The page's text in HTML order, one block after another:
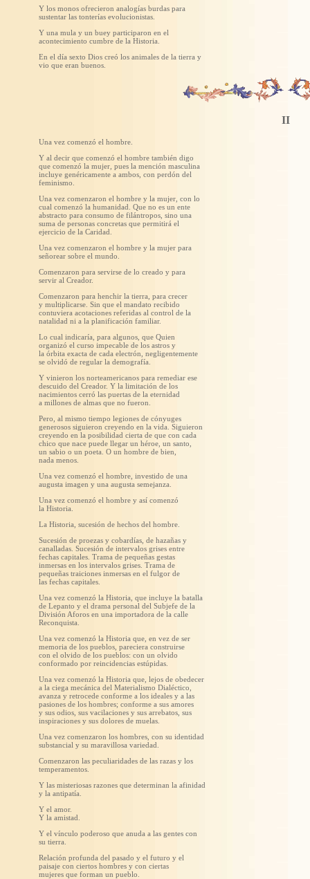
Y los monos ofrecieron analogías burdas para
sustentar las tonterías evolucionistas.
Y una mula y un buey participaron en el
acontecimiento cumbre de la Historia.
En el día sexto Dios creó los animales de la tierra y
vio que eran buenos.
II
Una vez comenzó el hombre.
Y al decir que comenzó el hombre también digo
que comenzó la mujer, pues la mención masculina
incluye genéricamente a ambos, con perdón del
feminismo.
Una vez comenzaron el hombre y la mujer, con lo
cual comenzó la humanidad. Que no es un ente
abstracto para consumo de filántropos, sino una
suma de personas concretas que permitirá el
ejercicio de la Caridad.
Una vez comenzaron el hombre y la mujer para
señorear sobre el mundo.
Comenzaron para servirse de lo creado y para
servir al Creador.
Comenzaron para henchir la tierra, para crecer
y multiplicarse. Sin que el mandato recibido
contuviera acotaciones referidas al control de la
natalidad ni a la planificación familiar.
Lo cual indicaría, para algunos, que Quien
organizó el curso impecable de los astros y
la órbita exacta de cada electrón, negligentemente
se olvidó de regular la demografía.
Y vinieron los norteamericanos para remediar ese
descuido del Creador. Y la limitación de los
nacimientos cerró las puertas de la eternidad
a millones de almas que no fueron.
Pero, al mismo tiempo legiones de cónyuges
generosos siguieron creyendo en la vida. Siguieron
creyendo en la posibilidad cierta de que con cada
chico que nace puede llegar un héroe, un santo,
un sabio o un poeta. O un hombre de bien,
nada menos.
Una vez comenzó el hombre, investido de una
augusta imagen y una augusta semejanza.
Una vez comenzó el hombre y así comenzó
la Historia.
La Historia, sucesión de hechos del hombre.
Sucesión de proezas y cobardías, de hazañas y
canalladas. Sucesión de intervalos grises entre
fechas capitales. Trama de pequeñas gestas
inmersas en los intervalos grises. Trama de
pequeñas traiciones inmersas en el fulgor de
las fechas capitales.
Una vez comenzó la Historia, que incluye la batalla
de Lepanto y el drama personal del Subjefe de la
División Aforos en una importadora de la calle
Reconquista.
Una vez comenzó la Historia que, en vez de ser
memoria de los pueblos, pareciera construirse
con el olvido de los pueblos: con un olvido
conformado por reincidencias estúpidas.
Una vez comenzó la Historia que, lejos de obedecer
a la ciega mecánica del Materialismo Dialéctico,
avanza y retrocede conforme a los ideales y a las
pasiones de los hombres; conforme a sus amores
y sus odios, sus vacilaciones y sus arrebatos, sus
inspiraciones y sus dolores de muelas.
Una vez comenzaron los hombres, con su identidad
substancial y su maravillosa variedad.
Comenzaron las peculiaridades de las razas y los
temperamentos.
Y las misteriosas razones que determinan la afinidad
y la antipatía.
Y el amor.
Y la amistad.
Y el vínculo poderoso que anuda a las gentes con
su tierra.
Relación profunda del pasado y el futuro y el
paisaje con ciertos hombres y con ciertas
mujeres que forman un pueblo.